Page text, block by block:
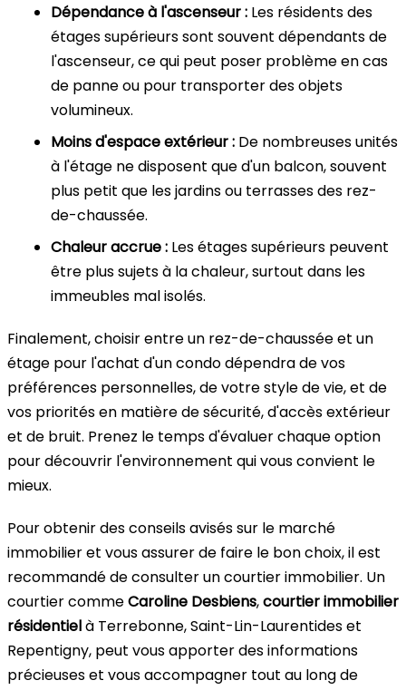
Dépendance à l'ascenseur : Les résidents des
étages supérieurs sont souvent dépendants de
l'ascenseur, ce qui peut poser problème en cas
de panne ou pour transporter des objets
volumineux.
Moins d'espace extérieur : De nombreuses unités
à l'étage ne disposent que d'un balcon, souvent
plus petit que les jardins ou terrasses des rez-
de-chaussée.
Chaleur accrue : Les étages supérieurs peuvent
être plus sujets à la chaleur, surtout dans les
immeubles mal isolés.
Finalement, choisir entre un rez-de-chaussée et un
étage pour l'achat d'un condo dépendra de vos
préférences personnelles, de votre style de vie, et de
vos priorités en matière de sécurité, d'accès extérieur
et de bruit. Prenez le temps d'évaluer chaque option
pour découvrir l'environnement qui vous convient le
mieux.
Pour obtenir des conseils avisés sur le marché
immobilier et vous assurer de faire le bon choix, il est
recommandé de consulter un courtier immobilier. Un
courtier commeCaroline Desbiens,courtier immobilier
résidentielà Terrebonne, Saint-Lin-Laurentides et
Repentigny, peut vous apporter des informations
précieuses et vous accompagner tout au long de